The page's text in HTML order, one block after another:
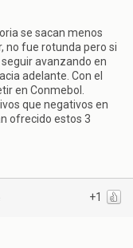
se sacan menos
no fue rotunda pero si
avanzando en
adelante. Con el
en Conmebol.
que negativos en
ofrecido estos 3
+1